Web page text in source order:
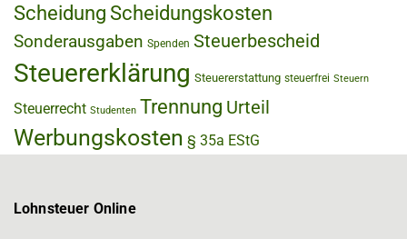
Scheidung Scheidungskosten
Sonderausgaben Spenden Steuerbescheid
Steuererklärung Steuererstattung steuerfrei Steuern
Steuerrecht Studenten Trennung Urteil
Werbungskosten § 35a EStG
Lohnsteuer Online